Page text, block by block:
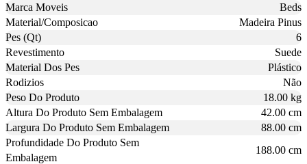
Marca Moveis
Beds
Material/Composicao
Madeira Pinus
Pes (Qt)
6
Revestimento
Suede
Material Dos Pes
Plástico
Rodizios
Não
Peso Do Produto
18.00 kg
Altura Do Produto Sem Embalagem
42.00 cm
Largura Do Produto Sem Embalagem
88.00 cm
Profundidade Do Produto Sem
Embalagem
188.00 cm